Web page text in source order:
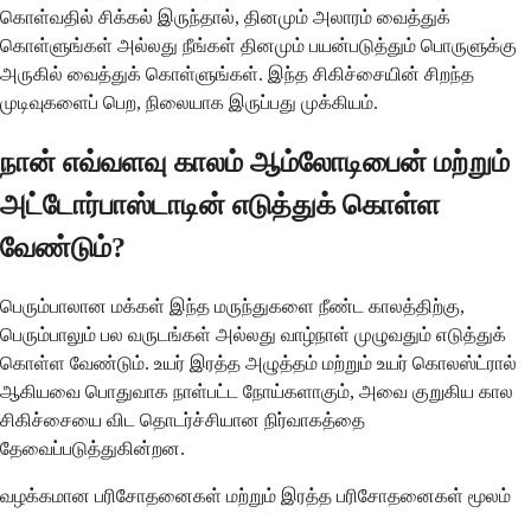
கொள்வதில் சிக்கல் இருந்தால், தினமும் அலாரம் வைத்துக்
கொள்ளுங்கள் அல்லது நீங்கள் தினமும் பயன்படுத்தும் பொருளுக்கு
அருகில் வைத்துக் கொள்ளுங்கள். இந்த சிகிச்சையின் சிறந்த
முடிவுகளைப் பெற, நிலையாக இருப்பது முக்கியம்.
நான் எவ்வளவு காலம் ஆம்லோடிபைன் மற்றும்
அட்டோர்பாஸ்டாடின் எடுத்துக் கொள்ள
வேண்டும்?
பெரும்பாலான மக்கள் இந்த மருந்துகளை நீண்ட காலத்திற்கு,
பெரும்பாலும் பல வருடங்கள் அல்லது வாழ்நாள் முழுவதும் எடுத்துக்
கொள்ள வேண்டும். உயர் இரத்த அழுத்தம் மற்றும் உயர் கொலஸ்ட்ரால்
ஆகியவை பொதுவாக நாள்பட்ட நோய்களாகும், அவை குறுகிய கால
சிகிச்சையை விட தொடர்ச்சியான நிர்வாகத்தை
தேவைப்படுத்துகின்றன.
வழக்கமான பரிசோதனைகள் மற்றும் இரத்த பரிசோதனைகள் மூலம்